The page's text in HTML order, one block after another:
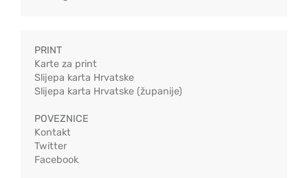
PRINT
Karte za print
Slijepa karta Hrvatske
Slijepa karta Hrvatske (županije)
POVEZNICE
Kontakt
Twitter
Facebook